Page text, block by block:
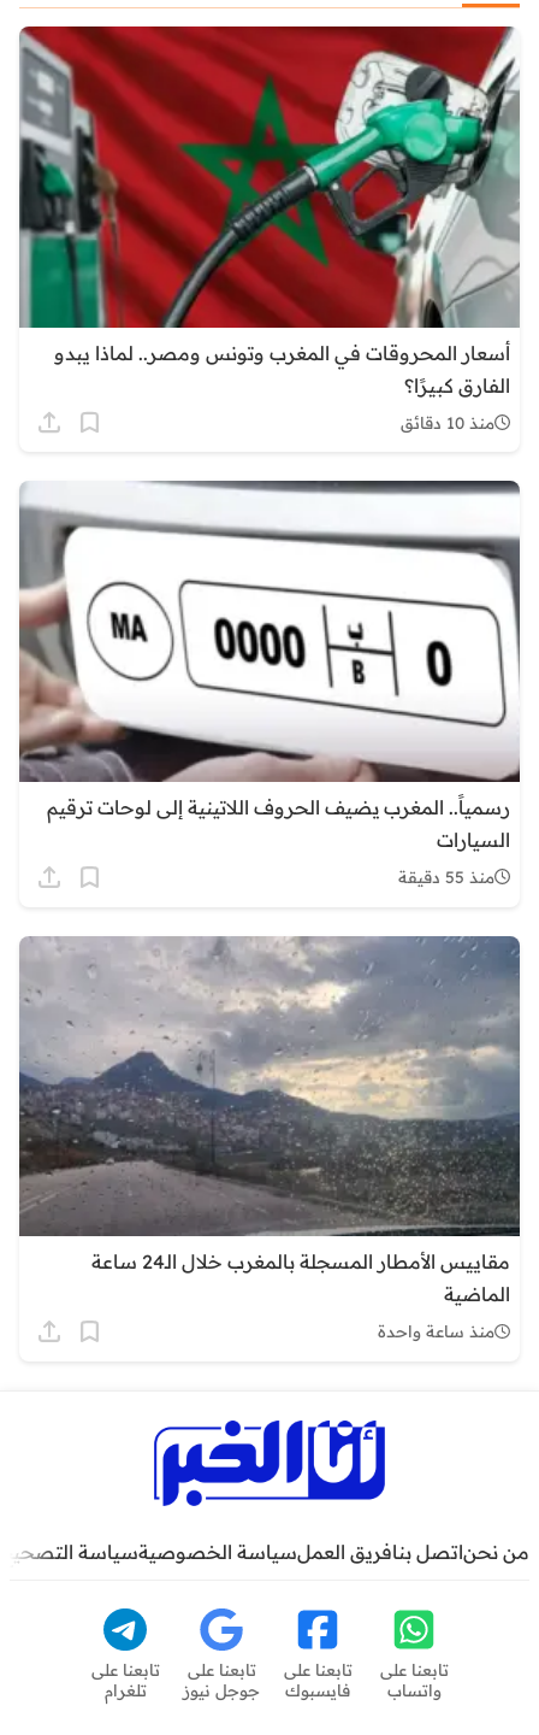
أسعار المحروقات في المغرب وتونس ومصر.. لماذا يبدو
الفارق كبيرًا؟
منذ 10 دقائق
رسمياً.. المغرب يضيف الحروف اللاتينية إلى لوحات ترقيم
السيارات
منذ 55 دقيقة
مقاييس الأمطار المسجلة بالمغرب خلال الـ24 ساعة
الماضية
منذ ساعة واحدة
من نحناتصل بنافريق العملسياسة الخصوصيةسياسة التصحيح
تابعنا على
واتساب
تابعنا على
فايسبوك
تابعنا على
جوجل نيوز
تابعنا على
تلغرام